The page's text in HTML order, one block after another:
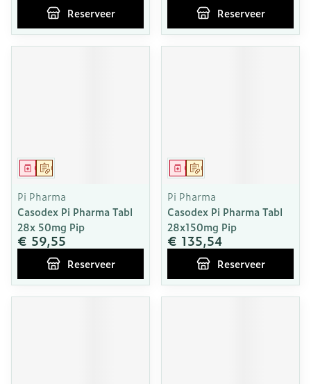
Reserveer Reserveer
Op voorschrift
Geneesmiddel
Pi Pharma
Casodex Pi Pharma Tabl
28x 50mg Pip
€ 59,55
Reserveer
Op voorschrift
Geneesmiddel
Pi Pharma
Casodex Pi Pharma Tabl
28x150mg Pip
€ 135,54
Reserveer